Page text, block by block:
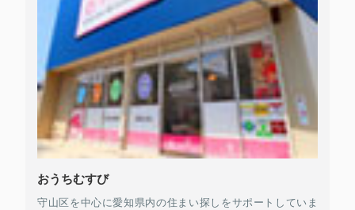
おうちむすび
守山区を中心に愛知県内の住まい探しをサポートしていま